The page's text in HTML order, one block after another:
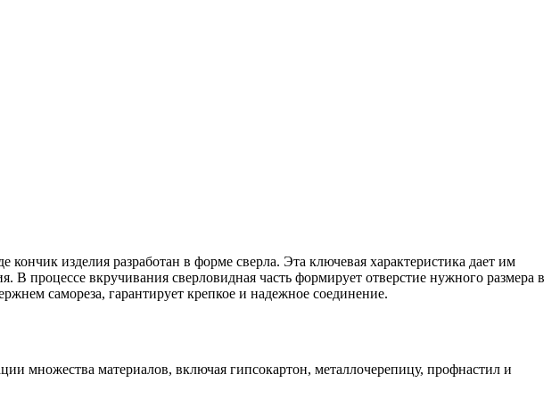
изделия разработан в форме сверла. Эта ключевая характеристика дает им
процессе вкручивания сверловидная часть формирует отверстие нужного размера в
самореза, гарантирует крепкое и надежное соединение.
множества материалов, включая гипсокартон, металлочерепицу, профнастил и